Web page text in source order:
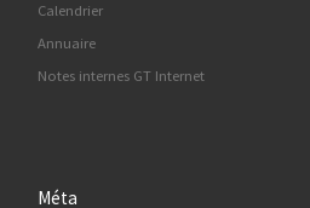
Calendrier
Annuaire
Notes internes GT Internet
Méta